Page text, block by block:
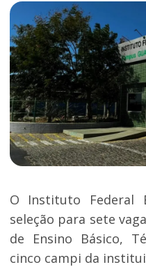
O Instituto Federal
seleção para sete
de Ensino Básico,
cinco campi da